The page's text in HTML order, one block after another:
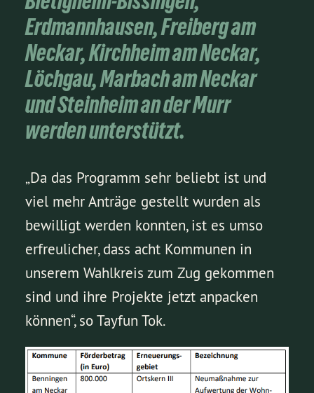
Erdmannhausen, Freiberg am
Neckar, Kirchheim am Neckar,
Löchgau, Marbach am Neckar
und Steinheim an der Murr
werden unterstützt.
„Da das Programm sehr beliebt ist und
viel mehr Anträge gestellt wurden als
bewilligt werden konnten, ist es umso
erfreulicher, dass acht Kommunen in
unserem Wahlkreis zum Zug gekommen
sind und ihre Projekte jetzt anpacken
können“, so Tayfun Tok.